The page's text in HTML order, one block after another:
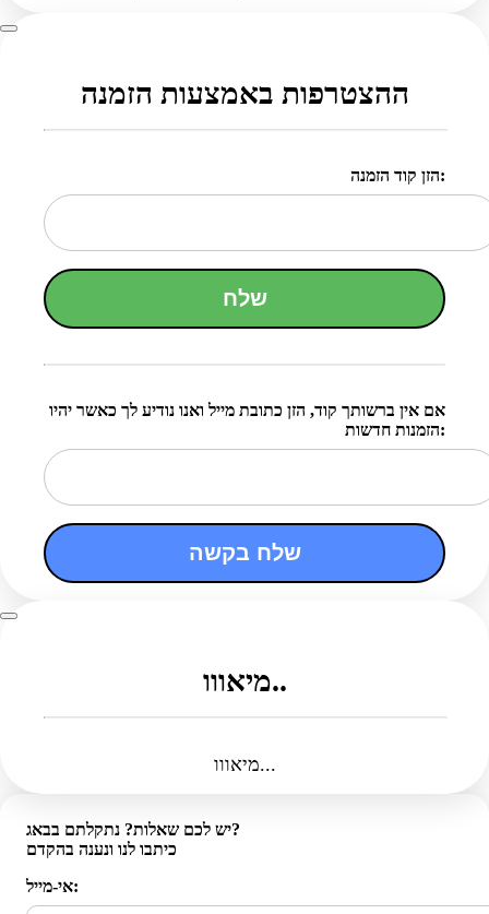
ההצטרפות באמצעות הזמנה
הזן קוד הזמנה:
שלח
אם אין ברשותך קוד, הזן כתובת מייל ואנו נודיע לך כאשר יהיו
הזמנות חדשות:
שלח בקשה
מיאווו..
מיאווו...
יש לכם שאלות? נתקלתם בבאג?
כיתבו לנו ונענה בהקדם
אי-מייל: